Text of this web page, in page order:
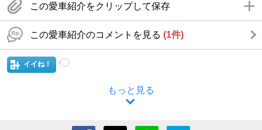
この愛車紹介をクリップして保存
この愛車紹介のコメントを見る (1件)
イイね！
もっと見る